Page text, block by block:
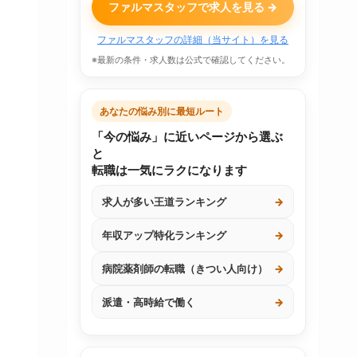
ファルマスタッフで求人を見る →
ファルマスタッフの詳細（当サイト）を見る
※最新の条件・求人数は公式で確認してください。
あなたの悩み別に最短ルート
「今の悩み」に近いページから選ぶ
と
転職は一気にラクになります
求人が多い王道ランキング →
年収アップ特化ランキング →
病院薬剤師の転職（きつい人向け） →
派遣・高時給で働く →